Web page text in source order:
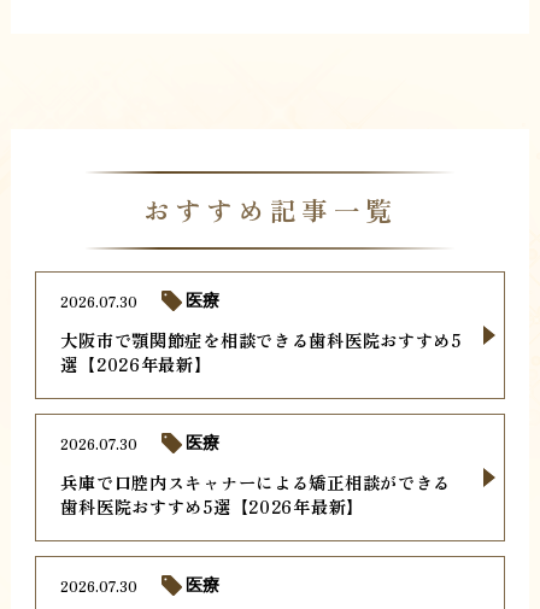
おすすめ記事一覧
大阪市で顎関節症を相談できる歯科医院おすすめ5
選【2026年最新】
2026.07.30 医療
兵庫で口腔内スキャナーによる矯正相談ができる
歯科医院おすすめ5選【2026年最新】
2026.07.30 医療
2026.07.30 医療